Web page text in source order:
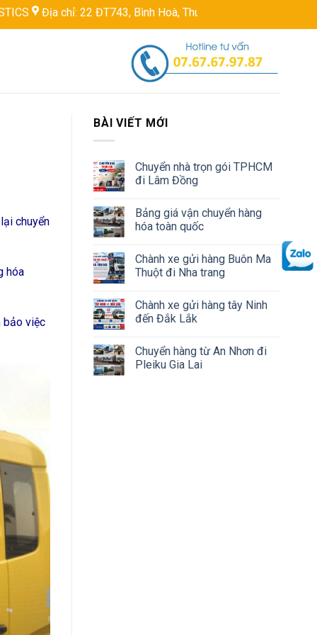
ĐT743, Bình Hoà, Thuận An, Bình Dương, Việt Nam
chuyển
hóa
bảo việc
BÀI VIẾT MỚI
Chuyển nhà trọn gói TPHCM
đi Lâm Đồng
Bảng giá vận chuyển hàng
hóa toàn quốc
Chành xe gửi hàng Buôn Ma
Thuột đi Nha trang
Chành xe gửi hàng tây Ninh
đến Đắk Lắk
Chuyển hàng từ An Nhơn đi
Pleiku Gia Lai